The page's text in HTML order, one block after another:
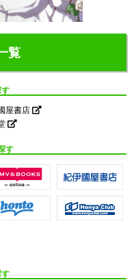
覧
屋書店
す